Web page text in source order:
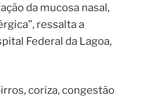
da mucosa nasal,
ressalta a
Federal da Lagoa,
coriza, congestão